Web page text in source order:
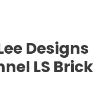
Designs
LS Brick